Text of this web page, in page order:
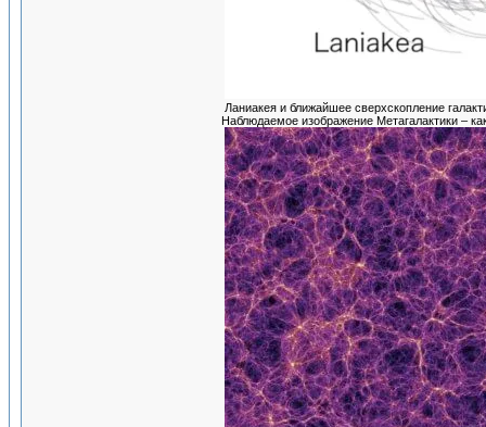
Ланиакея и ближайшее сверхскопление
Наблюдаемое изображение Метагалактики –